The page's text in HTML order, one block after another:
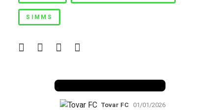
SIMMS
Tovar FC 01/01/2026